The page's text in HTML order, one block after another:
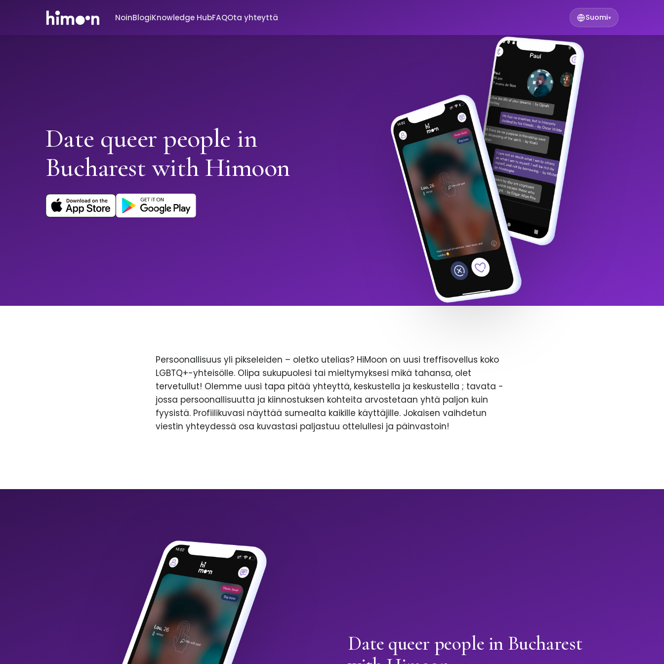
NoinBlogiKnowledge HubFAQOta yhteyttä Suomi▾
Date queer people in
Bucharest with Himoon
Persoonallisuus yli pikseleiden – oletko utelias? HiMoon on uusi treffisovellus koko
LGBTQ+-yhteisölle. Olipa sukupuolesi tai mieltymyksesi mikä tahansa, olet
tervetullut! Olemme uusi tapa pitää yhteyttä, keskustella ja keskustella ; tavata -
jossa persoonallisuutta ja kiinnostuksen kohteita arvostetaan yhtä paljon kuin
fyysistä. Profiilikuvasi näyttää sumealta kaikille käyttäjille. Jokaisen vaihdetun
viestin yhteydessä osa kuvastasi paljastuu ottelullesi ja päinvastoin!
Date queer people in Bucharest